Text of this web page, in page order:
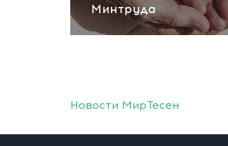
Минтруда
Новости МирТесен